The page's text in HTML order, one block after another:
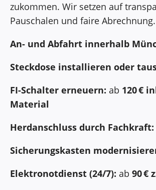
zukommen. Wir setzen auf
Pauschalen und faire Abrechnung.
An- und Abfahrt innerhalb
Steckdose installieren oder
FI-Schalter erneuern: ab 120 €
Material
Herdanschluss durch Fachkraft:
Sicherungskasten
Elektronotdienst (24/7): ab 90 €